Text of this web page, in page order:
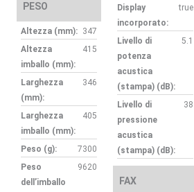
PESO
Altezza (mm): 347
Altezza
imballo (mm):
415
Larghezza
(mm):
346
Larghezza
imballo (mm):
405
Peso (g):
7300
Peso
dell’imballo
9620
Display
incorporato:
true
Livello di
potenza
acustica
(stampa) (dB):
5.1
Livello di
pressione
acustica
(stampa) (dB):
38
FAX